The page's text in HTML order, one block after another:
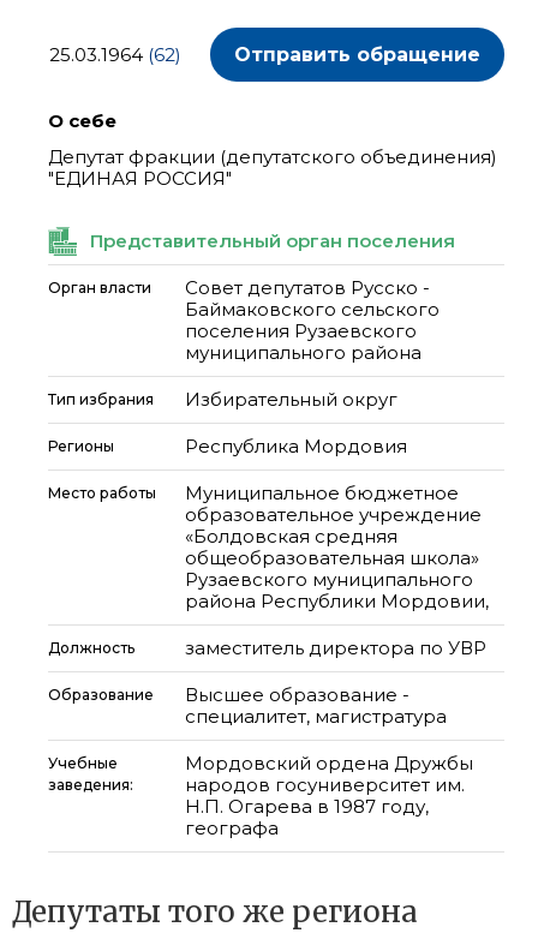
25.03.1964 (62) Отправить обращение
О себе
Депутат фракции (депутатского объединения)
"ЕДИНАЯ РОССИЯ"
Представительный орган поселения
Орган власти
Совет депутатов Русско -
Баймаковского сельского
поселения Рузаевского
муниципального района
Тип избрания Избирательный округ
Регионы Республика Мордовия
Место работы
Муниципальное бюджетное
образовательное учреждение
«Болдовская средняя
общеобразовательная школа»
Рузаевского муниципального
района Республики Мордовии,
Должность заместитель директора по УВР
Образование
Высшее образование -
специалитет, магистратура
Учебные
заведения:
Мордовский ордена Дружбы
народов госуниверситет им.
Н.П. Огарева в 1987 году,
географа
Депутаты того же региона